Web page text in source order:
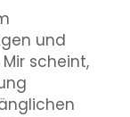
und
scheint,